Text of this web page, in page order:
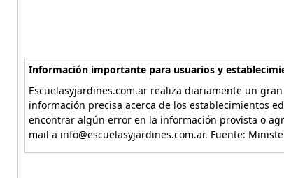
Información importante para usuarios y
Escuelasyjardines.com.ar realiza diariamente un
información precisa acerca de los establecimientos
encontrar algún error en la información provista o
mail a info@escuelasyjardines.com.ar. Fuente: